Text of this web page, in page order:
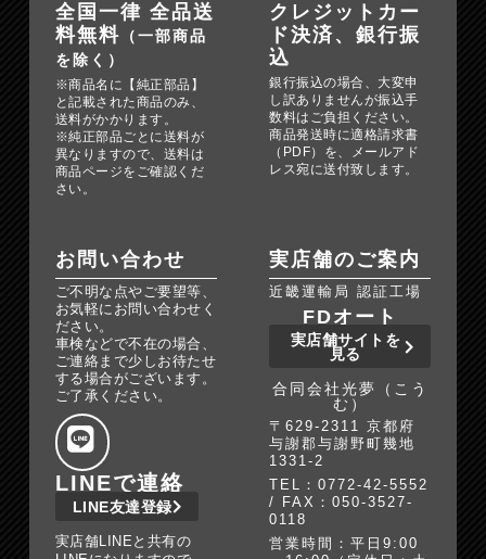
全国一律 全品送
料無料 （一部商品
を除く）
※商品名に【純正部品】
と記載された商品のみ、
送料がかかります。
※純正部品ごとに送料が
異なりますので、送料は
商品ページをご確認くだ
さい。
クレジットカー
ド決済、銀行振
込
銀行振込の場合、大変申
し訳ありませんが振込手
数料はご負担ください。
商品発送時に適格請求書
（PDF）を、メールアド
レス宛に送付致します。
お問い合わせ
ご不明な点やご要望等、
お気軽にお問い合わせく
ださい。
車検などで不在の場合、
ご連絡まで少しお待たせ
する場合がございます。
ご了承ください。
LINEで連絡
LINE友達登録
実店舗LINEと共有の
実店舗のご案内
近畿運輸局 認証工場
FDオート
実店舗サイトを
見る
合同会社光夢（こう
む）
〒629-2311 京都府
与謝郡与謝野町幾地
1331-2
TEL：0772-42-5552
/ FAX：050-3527-
0118
営業時間：平日9:00